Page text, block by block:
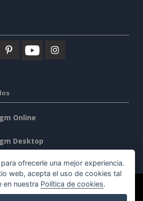
Online
Desktop
Todos los derechos reservados.
ofrecerle una mejor experiencia.
web, acepta el uso de cookies tal
en nuestra Política de cookies.